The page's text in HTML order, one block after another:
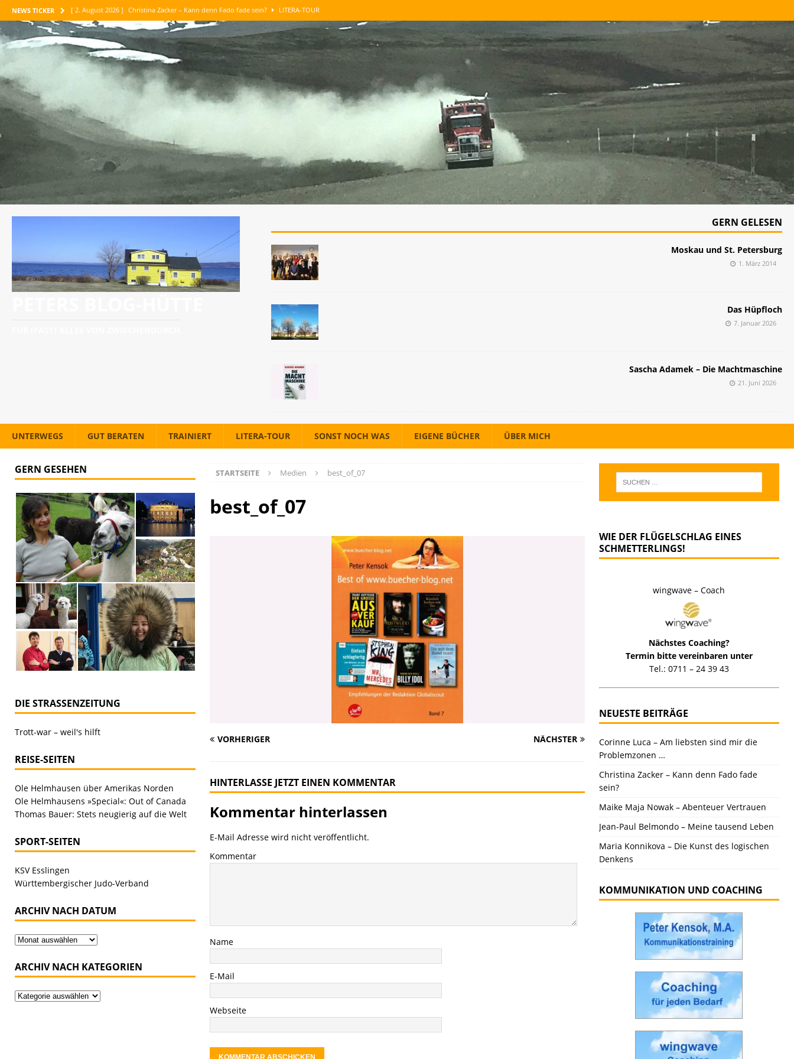
NEWS TICKER [ 2. August 2026 ] Christina Zacker – Kann denn Fado fade sein? LITERA-TOUR
[ 1. August 2026 ] Maike Maja Nowak – Abenteuer Vertrauen GUT BERATEN
[ 30. Juli 2026 ] Jean-Paul Belmondo – Meine tausend Leben LITERA-TOUR
[ 26. Juli 2026 ] Maria Konnikova – Die Kunst des logischen Denkens
[ 6. August 2026 ] Corinne Luca – Am liebsten sind mir die Problemzonen … SONST NOCH WAS
GERN GELESEN
Moskau und St. Petersburg
1. März 2014
Das Hüpfloch
7. Januar 2026
Sascha Adamek – Die Machtmaschine
21. Juni 2026
UNTERWEGS GUT BERATEN TRAINIERT LITERA-TOUR SONST NOCH WAS EIGENE BÜCHER ÜBER MICH
STARTSEITE Medien best_of_07
best_of_07
VORHERIGER NÄCHSTER
HINTERLASSE JETZT EINEN KOMMENTAR
Kommentar hinterlassen
E-Mail Adresse wird nicht veröffentlicht.
Kommentar
Name
E-Mail
Webseite
GERN GESEHEN
DIE STRASSENZEITUNG
Trott-war – weil's hilft
REISE-SEITEN
Ole Helmhausen über Amerikas Norden
Ole Helmhausens »Special«: Out of Canada
Thomas Bauer: Stets neugierig auf die Welt
SPORT-SEITEN
KSV Esslingen
Württembergischer Judo-Verband
ARCHIV NACH DATUM
ARCHIV NACH KATEGORIEN
WIE DER FLÜGELSCHLAG EINES
SCHMETTERLINGS!
wingwave – Coach
Nächstes Coaching?
Termin bitte vereinbaren unter
Tel.: 0711 – 24 39 43
NEUESTE BEITRÄGE
Corinne Luca – Am liebsten sind mir die
Problemzonen …
Christina Zacker – Kann denn Fado fade
sein?
Maike Maja Nowak – Abenteuer Vertrauen
Jean-Paul Belmondo – Meine tausend Leben
Maria Konnikova – Die Kunst des logischen
Denkens
KOMMUNIKATION UND COACHING